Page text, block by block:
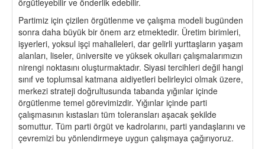
örgütleyebilir ve önderlik edebilir.
Partimiz için çizilen örgütlenme ve çalışma modeli bugünden
sonra daha büyük bir önem arz etmektedir. Üretim birimleri,
işyerleri, yoksul işçi mahalleleri, dar gelirli yurttaşların yaşam
alanları, liseler, üniversite ve yüksek okulları çalışmalarımızın
nirengi noktasını oluşturmaktadır. Siyasi tercihleri değil hangi
sınıf ve toplumsal katmana aidiyetleri belirleyici olmak üzere,
merkezi strateji doğrultusunda tabanda yığınlar içinde
örgütlenme temel görevimizdir. Yığınlar içinde parti
çalışmasının kıstasları tüm toleransları aşacak şekilde
somuttur. Tüm parti örgüt ve kadrolarını, parti yandaşlarını ve
çevremizi bu yönlendirmeye uygun çalışmaya çağırıyoruz.